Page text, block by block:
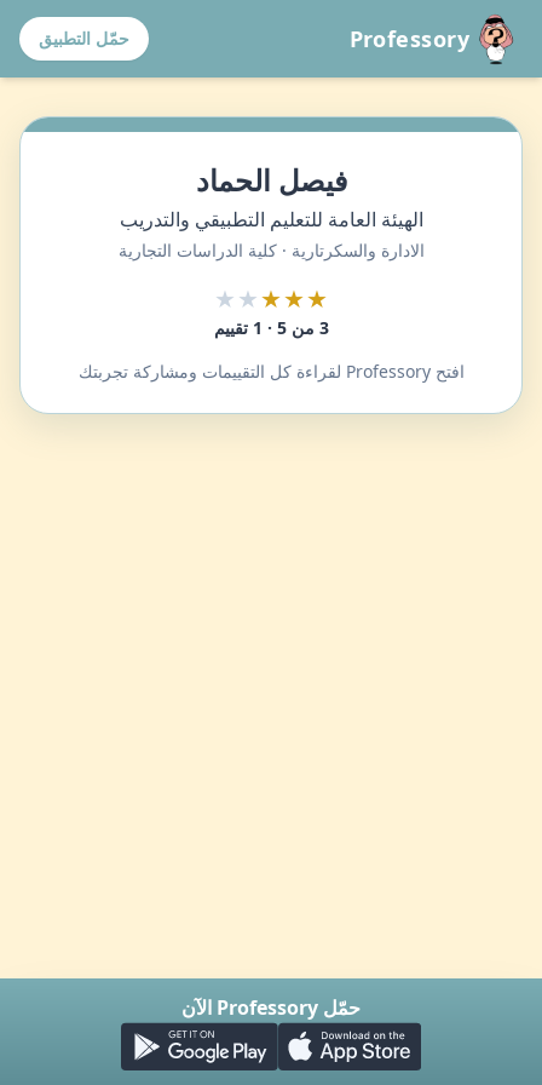
Professory حمّل التطبيق
فيصل الحماد
الهيئة العامة للتعليم التطبيقي والتدريب
الادارة والسكرتارية · كلية الدراسات التجارية
★★★
★★
3 من 5 · 1 تقييم
افتح Professory لقراءة كل التقييمات ومشاركة تجربتك
حمّل Professory الآن